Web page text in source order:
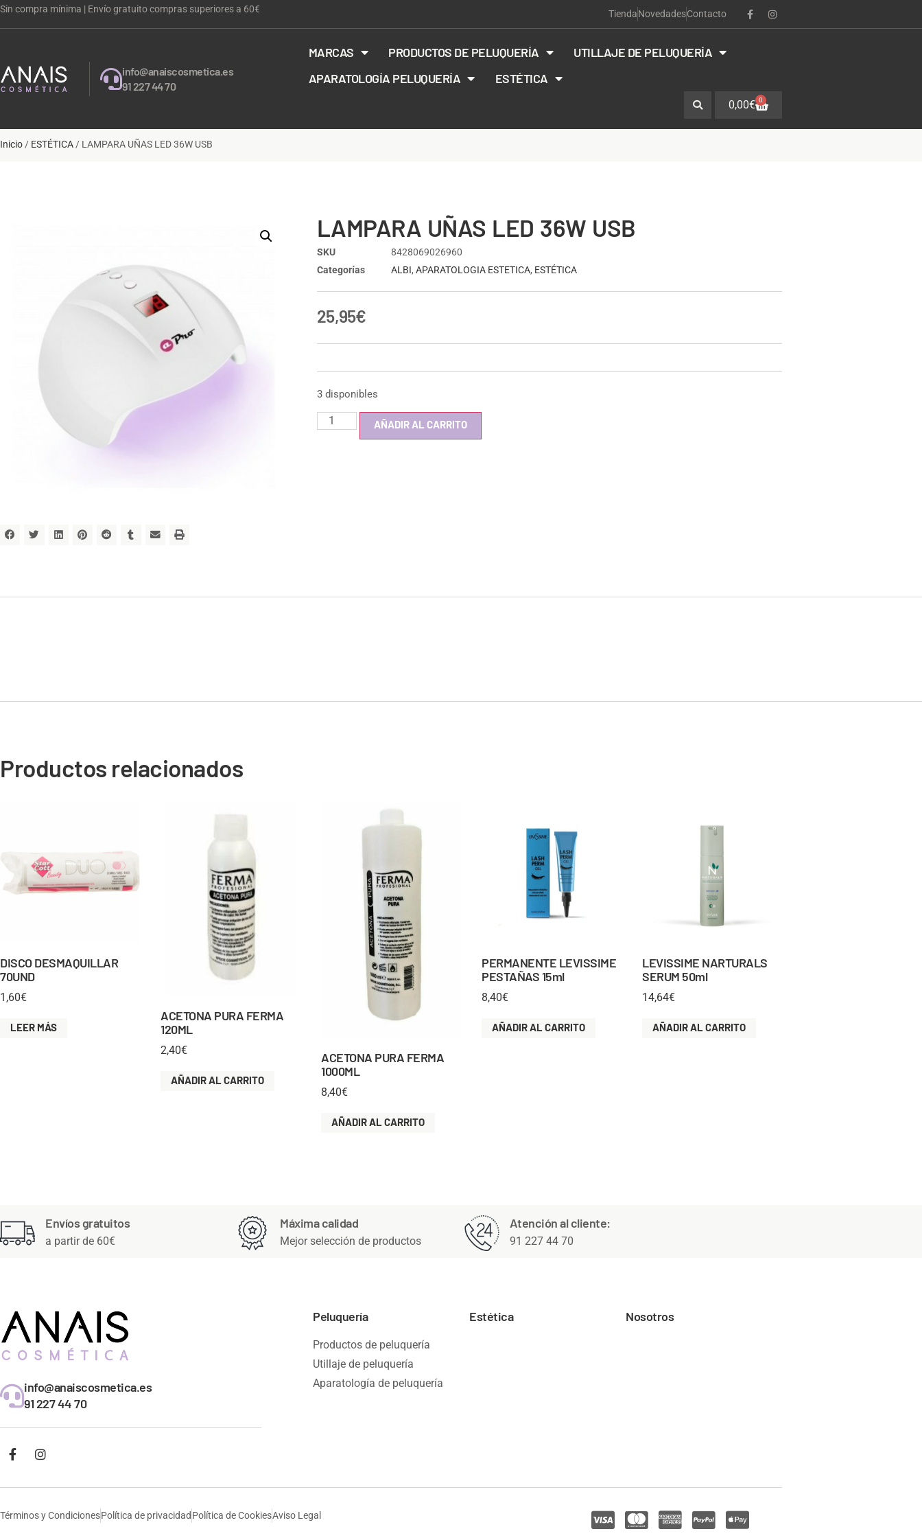
Sin compra mínima | Envío gratuito compras superiores a 60€ TiendaNovedadesContacto
info@anaiscosmetica.es
91 227 44 70
MARCAS PRODUCTOS DE PELUQUERÍA
UTILLAJE DE PELUQUERÍA
APARATOLOGÍA PELUQUERÍA
ESTÉTICA
0,00€ 0
Inicio/ ESTÉTICA/ LAMPARA UÑAS LED 36W USB
LAMPARA UÑAS LED 36W USB
SKU
8428069026960
Categorías
ALBI, APARATOLOGIA ESTETICA, ESTÉTICA
25,95€
3 disponibles
AÑADIR AL CARRITO
Productos relacionados
DISCO DESMAQUILLAR
70UND
1,60€
LEER MÁS
ACETONA PURA FERMA
120ML
2,40€
AÑADIR AL CARRITO
ACETONA PURA FERMA
1000ML
8,40€
AÑADIR AL CARRITO
PERMANENTE LEVISSIME
PESTAÑAS 15ml
8,40€
AÑADIR AL CARRITO
LEVISSIME NARTURALS
SERUM 50ml
14,64€
AÑADIR AL CARRITO
Envíos gratuitos
a partir de 60€
Máxima calidad
Mejor selección de productos
Atención al cliente:
91 227 44 70
info@anaiscosmetica.es
91 227 44 70
Peluquería
Productos de peluquería
Utillaje de peluquería
Aparatología de peluquería
Estética Nosotros
Términos y CondicionesPolítica de privacidad Política de CookiesAviso Legal